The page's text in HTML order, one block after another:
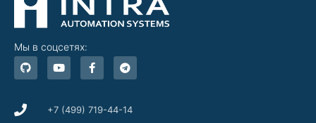
Мы в соцсетях:
G
i
t
b
Y
o
u
b
F
a
c
o
T
e
l
r
+7 (499) 719-44-14